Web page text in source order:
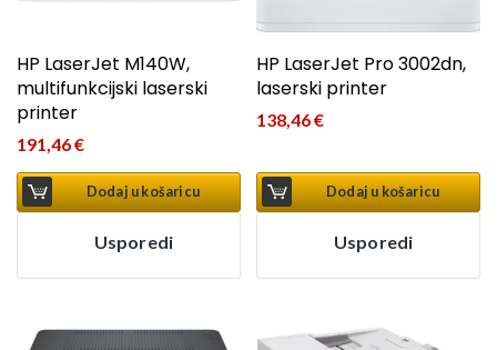
HP LaserJet M140W,
multifunkcijski laserski
printer
191,46€
Dodaj u košaricu
Usporedi
HP LaserJet Pro 3002dn,
laserski printer
138,46€
Dodaj u košaricu
Usporedi